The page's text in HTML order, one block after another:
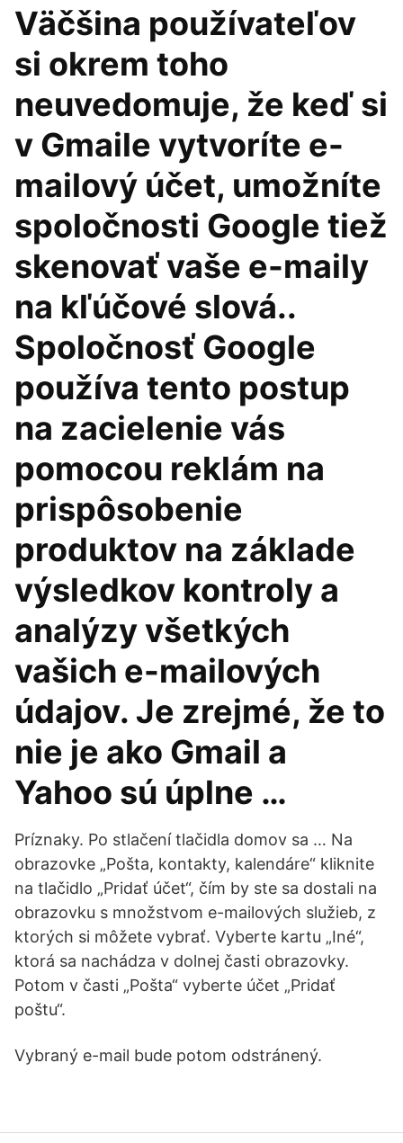
Väčšina používateľov
si okrem toho
neuvedomuje, že keď si
v Gmaile vytvoríte e-
mailový účet, umožníte
spoločnosti Google tiež
skenovať vaše e-maily
na kľúčové slová..
Spoločnosť Google
používa tento postup
na zacielenie vás
pomocou reklám na
prispôsobenie
produktov na základe
výsledkov kontroly a
analýzy všetkých
vašich e-mailových
údajov. Je zrejmé, že to
nie je ako Gmail a
Yahoo sú úplne …
Príznaky. Po stlačení tlačidla domov sa … Na
obrazovke „Pošta, kontakty, kalendáre“ kliknite
na tlačidlo „Pridať účet“, čím by ste sa dostali na
obrazovku s množstvom e-mailových služieb, z
ktorých si môžete vybrať. Vyberte kartu „Iné“,
ktorá sa nachádza v dolnej časti obrazovky.
Potom v časti „Pošta“ vyberte účet „Pridať
poštu“.
Vybraný e-mail bude potom odstránený.